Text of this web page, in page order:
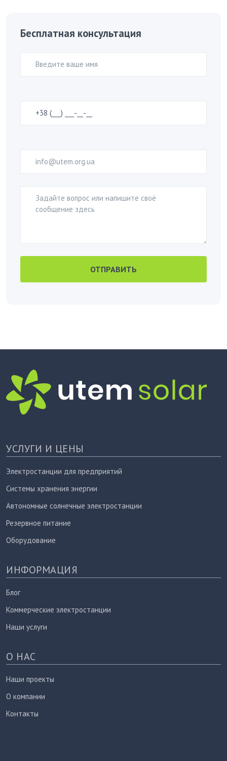
Бесплатная консультация
ОТПРАВИТЬ
УСЛУГИ И ЦЕНЫ
Электростанции для предприятий
Системы хранения энергии
Автономные солнечные электростанции
Резервное питание
Оборудование
ИНФОРМАЦИЯ
Блог
Коммерческие электростанции
Наши услуги
О НАС
Наши проекты
О компании
Контакты